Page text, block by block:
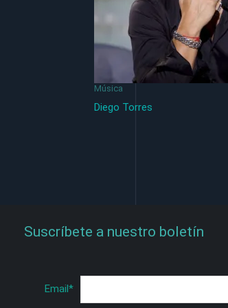
Música
Diego Torres
Suscríbete a nuestro boletín
Email*